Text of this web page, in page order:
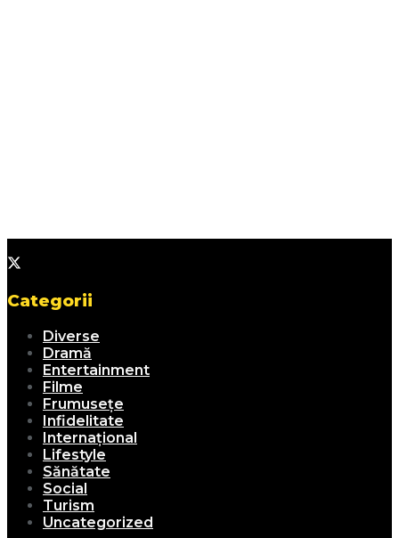
Categorii
Diverse
Dramă
Entertainment
Filme
Frumusețe
Infidelitate
Internațional
Lifestyle
Sănătate
Social
Turism
Uncategorized